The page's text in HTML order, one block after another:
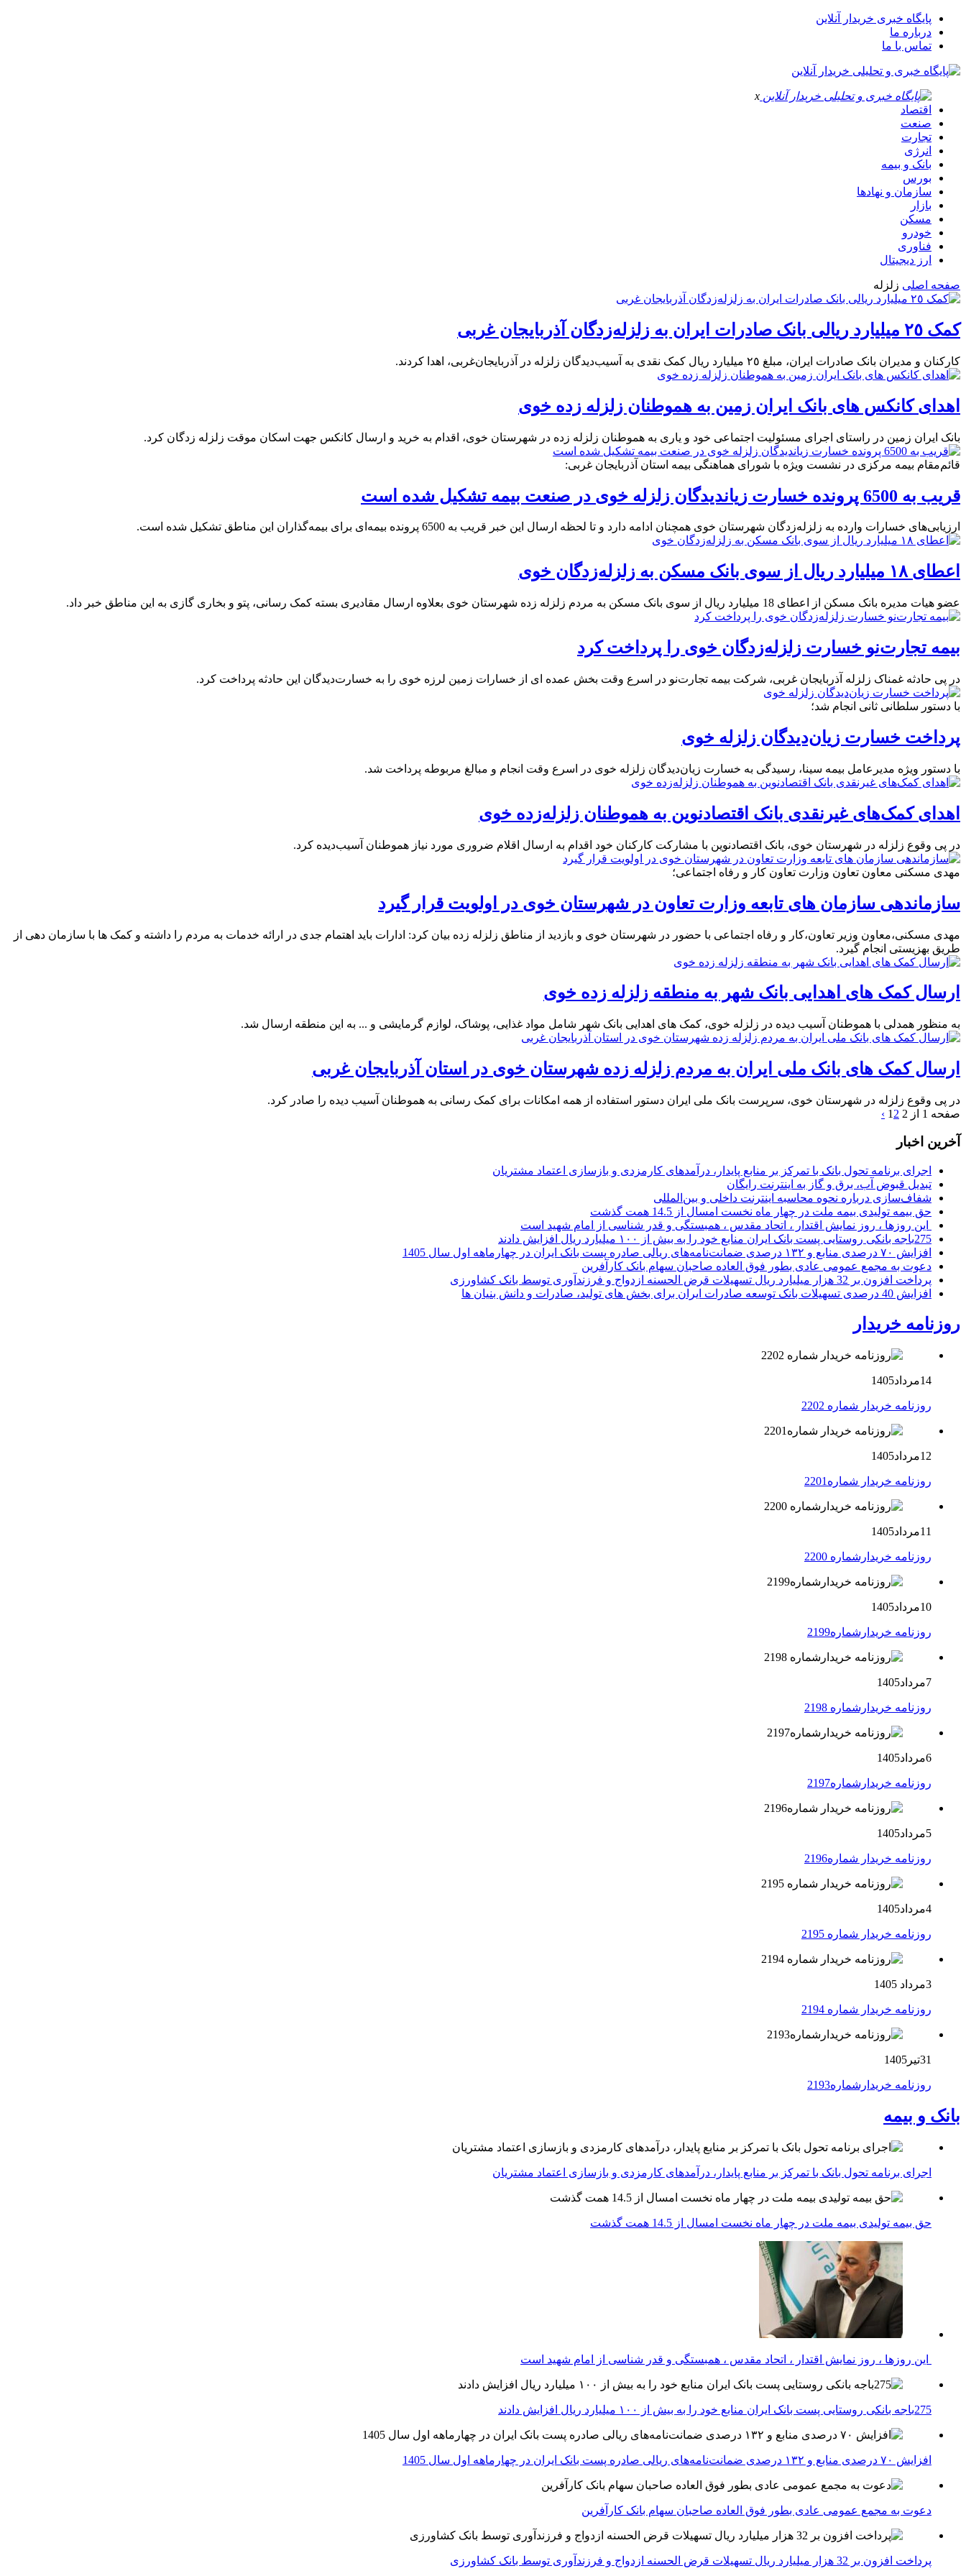
پایگاه خبری خریدار آنلاین
درباره ما
تماس با ما
x
اقتصاد
صنعت
تجارت
انرژی
بانک و بیمه
بورس
سازمان و نهادها
بازار
مسکن
خودرو
فناوری
ارز دیجیتال
صفحه اصلی زلزله
​کمک ٢٥ میلیارد ریالی بانک صادرات ایران به زلزله‌زدگان آذربایجان غربی
کارکنان و مدیران بانک صادرات ایران، مبلغ ٢٥ میلیارد ریال کمک نقدی به آسیب‌دیدگان زلزله در آذربایجان‌غربی، اهدا کردند.
اهدای کانکس های بانک ایران زمین به هموطنان زلزله زده خوی
بانک ایران زمین در راستای اجرای مسئولیت اجتماعی خود و یاری به هموطنان زلزله زده در شهرستان خوی، اقدام به خرید و ارسال کانکس جهت اسکان موقت زلزله زدگان کرد.
قائم‌مقام بیمه مرکزی در نشست ویژه با شورای هماهنگی بیمه استان آذربایجان غربی:
قریب به 6500 پرونده خسارت زیاندیدگان زلزله خوی در صنعت بیمه تشكیل شده است
ارزیابی‌های خسارات وارده به زلزله‌زدگان شهرستان خوی همچنان ادامه دارد و تا لحظه ارسال این خبر قریب به 6500 پرونده بیمه‌ای برای بیمه‌گذاران این مناطق تشکیل شده است.
اعطای ۱۸ میلیارد ریال از سوی بانک مسکن به زلزله‌زدگان خوی
عضو هیات مدیره بانک مسکن از اعطای 18 میلیارد ریال از سوی بانک مسکن به مردم زلزله زده شهرستان خوی بعلاوه ارسال مقادیری بسته کمک رسانی، پتو و بخاری گازی به این مناطق خبر داد.
بیمه تجارت‌نو خسارت زلزله‌زدگان خوی را پرداخت کرد
در پی حادثه غمناک زلزله آذربایجان غربی، شرکت بیمه تجارت‌نو در اسرع وقت بخش عمده ای از خسارات زمین لرزه خوی را به خسارت‌دیدگان این حادثه پرداخت کرد.
با دستور سلطانی ثانی انجام شد؛
پرداخت خسارت زیان‌دیدگان زلزله خوی
با دستور ویژه مدیرعامل بیمه سینا، رسیدگی به خسارت زیان‌‌دیدگان زلزله خوی در اسرع وقت انجام و مبالغ مربوطه پرداخت شد.
اهدای کمک‌های غیرنقدی بانک اقتصادنوین به هموطنان زلزله‌زده خوی
در پی وقوع زلزله در شهرستان خوی، بانک اقتصادنوین با مشارکت کارکنان خود اقدام به ارسال اقلام ضروری مورد نیاز هموطنان آسیب‌دیده کرد.
مهدی مسکنی معاون تعاون وزارت تعاون کار و رفاه اجتماعی؛
سازماندهی سازمان های تابعه وزارت تعاون در شهرستان خوی در اولویت قرار گیرد
مهدی مسکنی،معاون وزیر تعاون،کار و رفاه اجتماعی با حضور در شهرستان خوی و بازدید از مناطق زلزله زده بیان کرد: ادارات باید اهتمام جدی در ارائه خدمات به مردم را داشته و کمک ها با سازمان دهی از
طریق بهزیستی انجام گیرد.
ارسال کمک های اهدایی بانک شهر به منطقه زلزله زده خوی
به منظور همدلی با هموطنان آسیب دیده در زلزله خوی، کمک های اهدایی بانک شهر شامل مواد غذایی، پوشاک، لوازم گرمایشی و ... به این منطقه ارسال شد.
ارسال کمک های بانک ملی ایران به مردم زلزله زده شهرستان خوی در استان آذربایجان غربی
در پی وقوع زلزله در شهرستان خوی، سرپرست بانک ملی ایران دستور استفاده از همه امکانات برای کمک رسانی به هموطنان آسیب دیده را صادر کرد.
صفحه 1 از 2
1 2
›
آخرین اخبار
اجرای برنامه تحول بانک با تمرکز بر منابع پایدار، درآمدهای کارمزدی و بازسازی اعتماد مشتریان
تبدیل قبوض آب، برق و گاز به اینترنت رایگان
شفاف‌سازی درباره نحوه محاسبه اینترنت داخلی و بین‌المللی
حق بیمه تولیدی بیمه ملت در چهار ماه نخست امسال از 14.5 همت گذشت
این روزها ، روز نمایش اقتدار ، اتحاد مقدس ، همبستگی و قدر شناسی از امام شهید است
275باجه بانکی روستایی پست بانک ایران منابع خود را به بیش از ۱۰۰ میلیارد ریال افزایش دادند
افزایش ۷۰ درصدی منابع و ۱۳۲ درصدی ضمانت‌نامه‌های ریالی صادره پست بانک ایران در چهارماهه اول سال 1405
دعوت به مجمع عمومی عادی بطور فوق العاده صاحبان سهام بانک کارآفرین
پرداخت افزون بر 32 هزار میلیارد ریال تسهیلات قرض الحسنه ازدواج و فرزندآوری توسط بانک کشاورزی
افزایش 40 درصدی تسهیلات بانک توسعه صادرات ایران برای بخش های تولید، صادرات و دانش بنیان ها
روزنامه خریدار
14مرداد1405
روزنامه خریدار شماره 2202
12مرداد1405
روزنامه خریدار شماره2201
11مرداد1405
روزنامه خریدارشماره 2200
10مرداد1405
روزنامه خریدارشماره2199
7مرداد1405
روزنامه خریدارشماره 2198
6مرداد1405
روزنامه خریدارشماره2197
5مرداد1405
روزنامه خریدار شماره2196
4مرداد1405
روزنامه خریدار شماره 2195
3مرداد 1405
روزنامه خریدار شماره 2194
31تیر1405
روزنامه خریدارشماره2193
بانک و بیمه
اجرای برنامه تحول بانک با تمرکز بر منابع پایدار، درآمدهای کارمزدی و بازسازی اعتماد مشتریان
حق بیمه تولیدی بیمه ملت در چهار ماه نخست امسال از 14.5 همت گذشت
این روزها ، روز نمایش اقتدار ، اتحاد مقدس ، همبستگی و قدر شناسی از امام شهید است
275باجه بانکی روستایی پست بانک ایران منابع خود را به بیش از ۱۰۰ میلیارد ریال افزایش دادند
افزایش ۷۰ درصدی منابع و ۱۳۲ درصدی ضمانت‌نامه‌های ریالی صادره پست بانک ایران در چهارماهه اول سال 1405
دعوت به مجمع عمومی عادی بطور فوق العاده صاحبان سهام بانک کارآفرین
پرداخت افزون بر 32 هزار میلیارد ریال تسهیلات قرض الحسنه ازدواج و فرزندآوری توسط بانک کشاورزی